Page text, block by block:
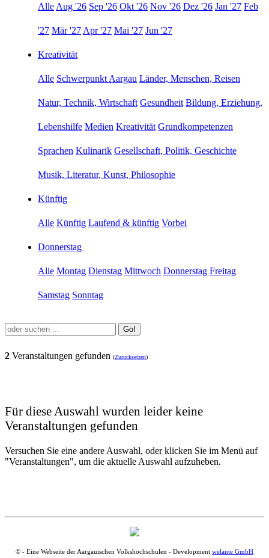
Alle Aug '26 Sep '26 Okt '26 Nov '26 Dez '26 Jan '27 Feb
'27 Mär '27 Apr '27 Mai '27 Jun '27
Kreativität
Alle Schwerpunkt Aargau Länder, Menschen, Reisen
Natur, Technik, Wirtschaft Gesundheit Bildung, Erziehung,
Lebenshilfe Medien Kreativität Grundkompetenzen
Sprachen Kulinarik Gesellschaft, Politik, Geschichte
Musik, Literatur, Kunst, Philosophie
Künftig
Alle Künftig Laufend & künftig Vorbei
Donnerstag
Alle Montag Dienstag Mittwoch Donnerstag Freitag
Samstag Sonntag
Go!
2 Veranstaltungen gefunden (Zurücksetzen)
Für diese Auswahl wurden leider keine
Veranstaltungen gefunden
Versuchen Sie eine andere Auswahl, oder klicken Sie im Menü auf
"Veranstaltungen", um die aktuelle Auswahl aufzuheben.
© - Eine Webseite der Aargauischen Volkshochschulen - Development welante GmbH